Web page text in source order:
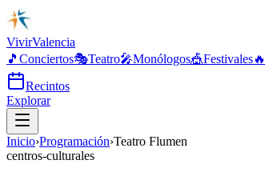
VivirValencia
🎵 Conciertos🎭Teatro🎤Monólogos🎪Festivales🔥
Recintos
Explorar
Inicio›Programación›Teatro Flumen
centros-culturales